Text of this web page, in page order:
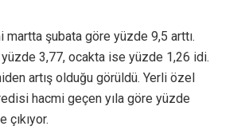
martta şubata göre yüzde 9,5 arttı.
yüzde 3,77, ocakta ise yüzde 1,26 idi.
artış olduğu görüldü. Yerli özel
hacmi geçen yıla göre yüzde
çıkıyor.